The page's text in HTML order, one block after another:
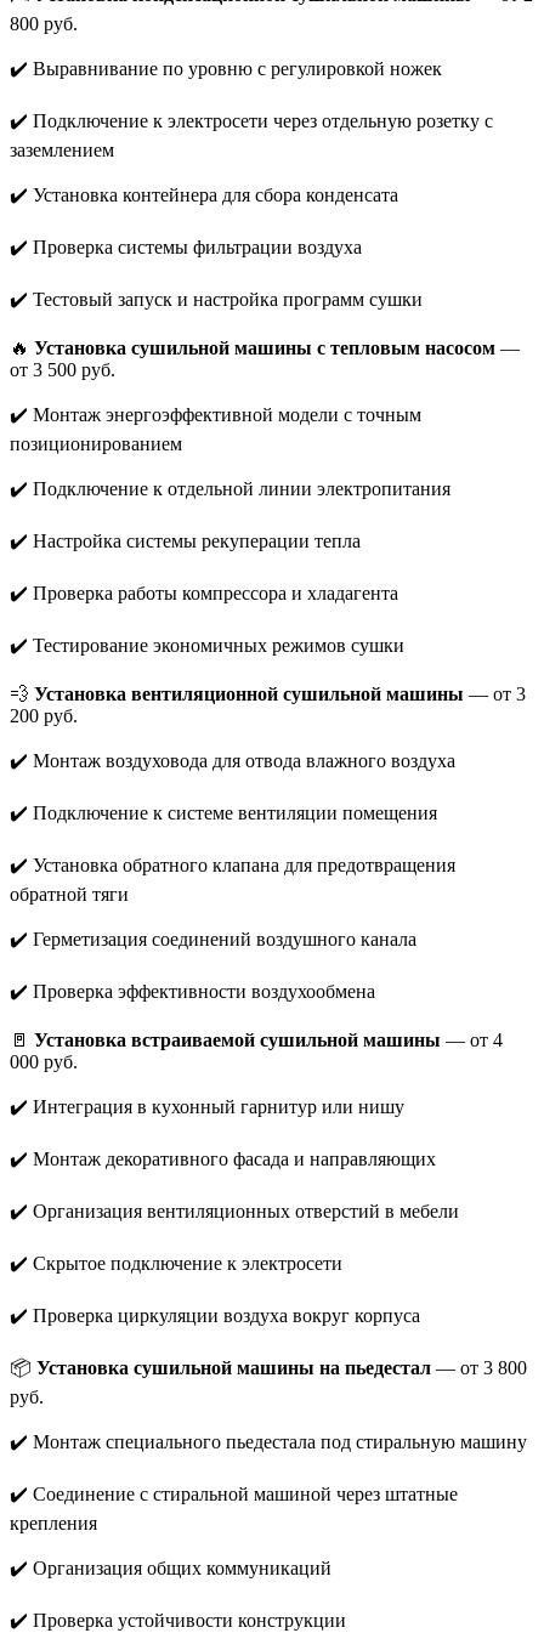
800 руб.
✔️ Выравнивание по уровню с регулировкой ножек
✔️ Подключение к электросети через отдельную розетку с
заземлением
✔️ Установка контейнера для сбора конденсата
✔️ Проверка системы фильтрации воздуха
✔️ Тестовый запуск и настройка программ сушки
🔥 Установка сушильной машины с тепловым насосом —
от 3 500 руб.
✔️ Монтаж энергоэффективной модели с точным
позиционированием
✔️ Подключение к отдельной линии электропитания
✔️ Настройка системы рекуперации тепла
✔️ Проверка работы компрессора и хладагента
✔️ Тестирование экономичных режимов сушки
💨 Установка вентиляционной сушильной машины — от 3
200 руб.
✔️ Монтаж воздуховода для отвода влажного воздуха
✔️ Подключение к системе вентиляции помещения
✔️ Установка обратного клапана для предотвращения
обратной тяги
✔️ Герметизация соединений воздушного канала
✔️ Проверка эффективности воздухообмена
🚪 Установка встраиваемой сушильной машины — от 4
000 руб.
✔️ Интеграция в кухонный гарнитур или нишу
✔️ Монтаж декоративного фасада и направляющих
✔️ Организация вентиляционных отверстий в мебели
✔️ Скрытое подключение к электросети
✔️ Проверка циркуляции воздуха вокруг корпуса
📦 Установка сушильной машины на пьедестал — от 3 800
руб.
✔️ Монтаж специального пьедестала под стиральную машину
✔️ Соединение с стиральной машиной через штатные
крепления
✔️ Организация общих коммуникаций
✔️ Проверка устойчивости конструкции